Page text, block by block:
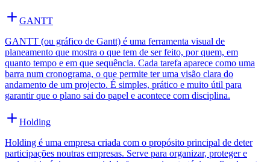
GANTT
GANTT (ou gráfico de Gantt) é uma ferramenta visual de
planeamento que mostra o que tem de ser feito, por quem, em
quanto tempo e em que sequência. Cada tarefa aparece como uma
barra num cronograma, o que permite ter uma visão clara do
andamento de um projecto. É simples, prático e muito útil para
garantir que o plano sai do papel e acontece com disciplina.
Holding
Holding é uma empresa criada com o propósito principal de deter
participações noutras empresas. Serve para organizar, proteger e